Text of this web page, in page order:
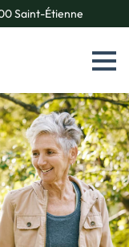
Saint-Étienne